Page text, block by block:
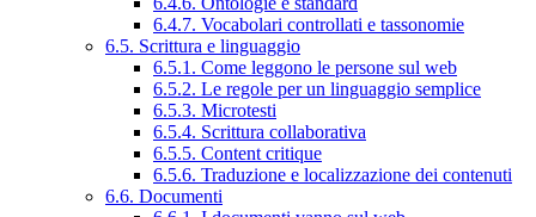
6.4.7. Vocabolari controllati e tassonomie
6.5. Scrittura e linguaggio
6.5.1. Come leggono le persone sul web
6.5.2. Le regole per un linguaggio semplice
6.5.3. Microtesti
6.5.4. Scrittura collaborativa
6.5.5. Content critique
6.5.6. Traduzione e localizzazione dei contenuti
6.6. Documenti